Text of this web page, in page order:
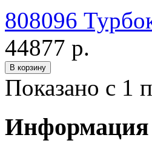
808096
44877 р.
Показано с 1
Информация